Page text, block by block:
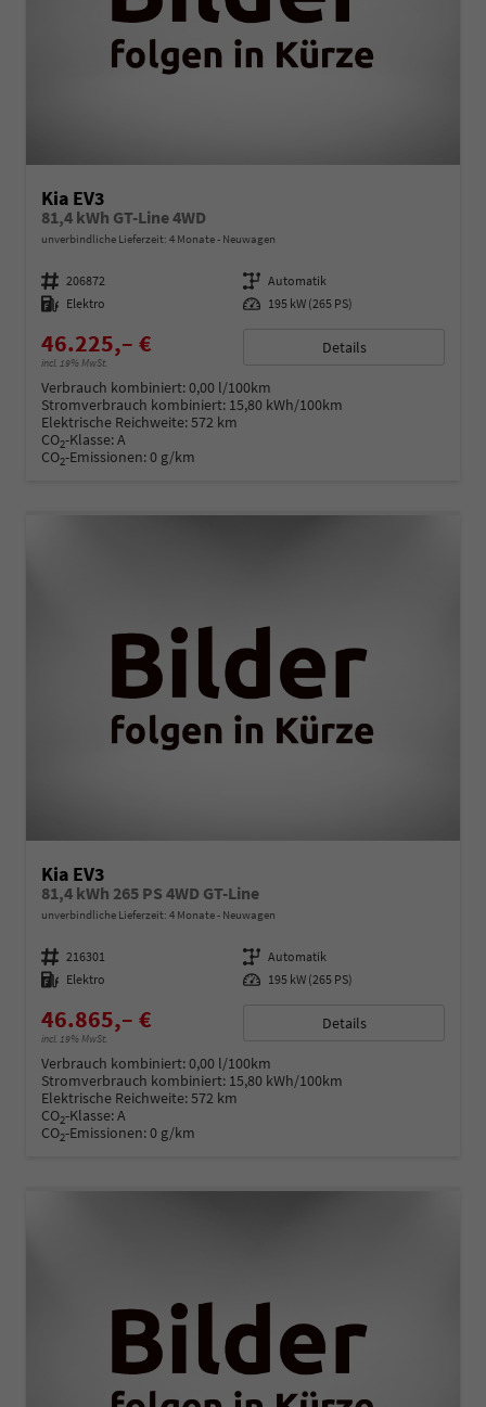
Kia EV3
81,4 kWh GT-Line 4WD
unverbindliche Lieferzeit: 4 Monate Neuwagen
Fahrzeugnummer 206872 Getriebe Automatik
Kraftstoff Elektro Leistung 195 kW (265 PS)
46.225,– €
incl. 19% MwSt.
Details
Verbrauch kombiniert:0,00 l/100km
Stromverbrauch kombiniert: 15,80 kWh/100km
Elektrische Reichweite:572 km
CO2-Klasse:A
CO2-Emissionen:0 g/km
Kia EV3
81,4 kWh 265 PS 4WD GT-Line
unverbindliche Lieferzeit: 4 Monate Neuwagen
Fahrzeugnummer 216301 Getriebe Automatik
Kraftstoff Elektro Leistung 195 kW (265 PS)
46.865,– €
incl. 19% MwSt.
Details
Verbrauch kombiniert:0,00 l/100km
Stromverbrauch kombiniert: 15,80 kWh/100km
Elektrische Reichweite:572 km
CO2-Klasse:A
CO2-Emissionen:0 g/km